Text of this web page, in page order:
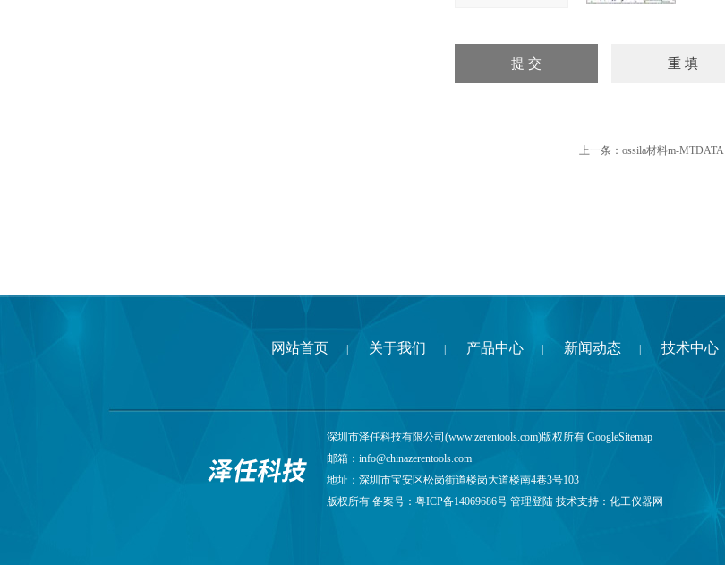
上一条： ossila材料m-MTDATA
网站首页 关于我们 产品中心 新闻动态 技术中心
深圳市泽任科技有限公司(www.zerentools.com)版权所有 GoogleSitemap
邮箱： info@chinazerentools.com
地址：深圳市宝安区松岗街道楼岗大道楼南4巷3号103
版权所有 备案号： 粤ICP备14069686号 管理登陆 技术支持： 化工仪器网